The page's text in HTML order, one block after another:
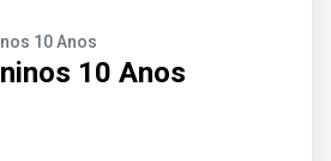
10 Anos
10 Anos